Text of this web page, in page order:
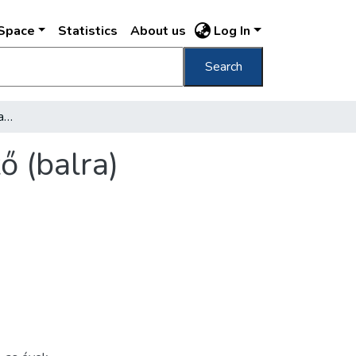
Statistics About us Log In
Search
[Gallina Frigyes fővárosi tanácsnok, főjegyző (balra) vadásztársaival]
(balra)